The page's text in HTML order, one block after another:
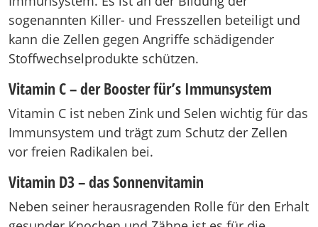
sogenannten Killer- und Fresszellen beteiligt und
kann die Zellen gegen Angriffe schädigender
Stoffwechselprodukte schützen.
Vitamin C – der Booster für’s Immunsystem
Vitamin C ist neben Zink und Selen wichtig für das
Immunsystem und trägt zum Schutz der Zellen
vor freien Radikalen bei.
Vitamin D3 – das Sonnenvitamin
Neben seiner herausragenden Rolle für den Erhalt